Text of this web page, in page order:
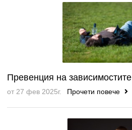
Превенция на зависимостите
от 27 фев 2025г. Прочети повече